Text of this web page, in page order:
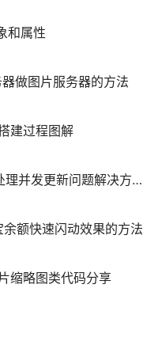
和属性
做图片服务器的方法
建过程图解
发更新问题解决方案分享
额快速闪动效果的方法
缩略图类代码分享